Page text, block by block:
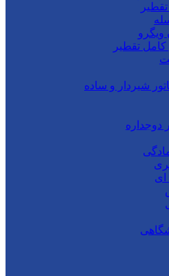
تقطیر
شیردار و ساده
دوجداره